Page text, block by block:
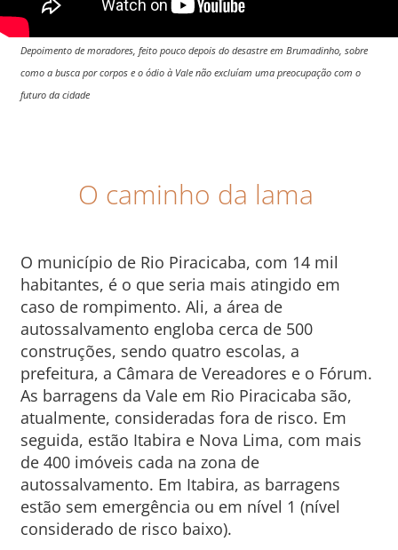
Depoimento de moradores, feito pouco depois do desastre em Brumadinho, sobre
como a busca por corpos e o ódio à Vale não excluíam uma preocupação com o
futuro da cidade
O caminho da lama
O município de Rio Piracicaba, com 14 mil
habitantes, é o que seria mais atingido em
caso de rompimento. Ali, a área de
autossalvamento engloba cerca de 500
construções, sendo quatro escolas, a
prefeitura, a Câmara de Vereadores e o Fórum.
As barragens da Vale em Rio Piracicaba são,
atualmente, consideradas fora de risco. Em
seguida, estão Itabira e Nova Lima, com mais
de 400 imóveis cada na zona de
autossalvamento. Em Itabira, as barragens
estão sem emergência ou em nível 1 (nível
considerado de risco baixo).